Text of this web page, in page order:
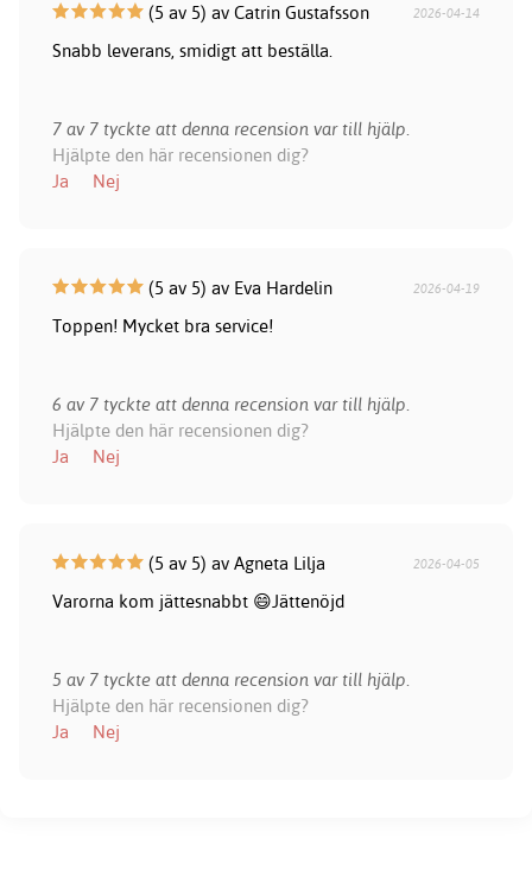
(5 av 5) av Catrin Gustafsson 2026-04-14
Snabb leverans, smidigt att beställa.
7 av 7 tyckte att denna recension var till hjälp.
Hjälpte den här recensionen dig?
Ja
Nej
(5 av 5) av Eva Hardelin 2026-04-19
Toppen! Mycket bra service!
6 av 7 tyckte att denna recension var till hjälp.
Hjälpte den här recensionen dig?
Ja
Nej
(5 av 5) av Agneta Lilja 2026-04-05
Varorna kom jättesnabbt 😄Jättenöjd
5 av 7 tyckte att denna recension var till hjälp.
Hjälpte den här recensionen dig?
Ja
Nej